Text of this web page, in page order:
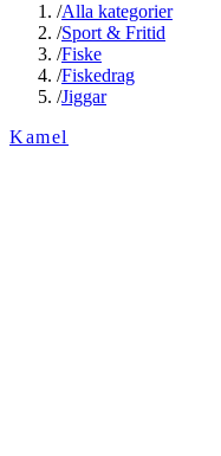
/Alla kategorier
/Sport & Fritid
/Fiske
/Fiskedrag
/Jiggar
Kamel